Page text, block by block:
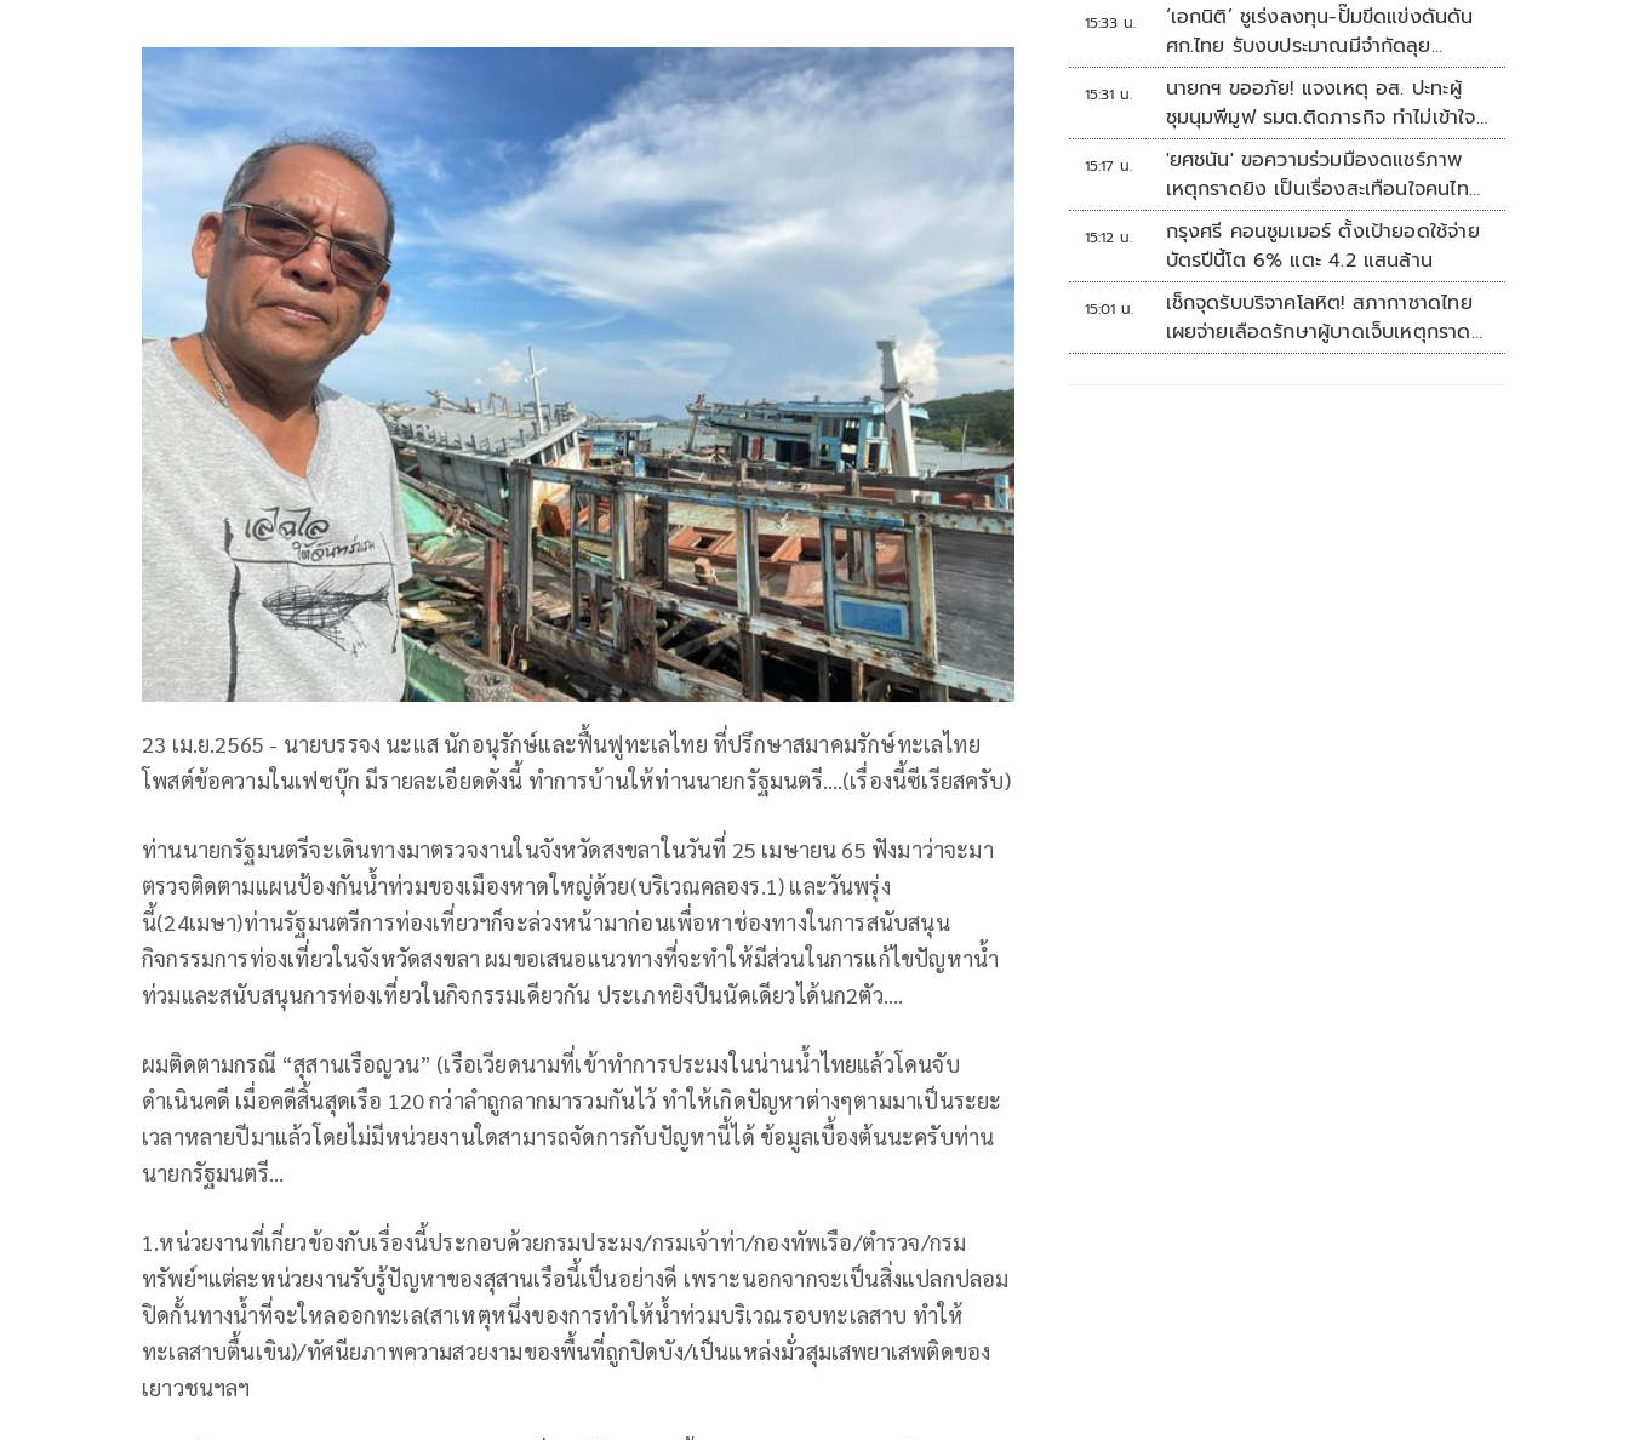
23 เม.ย.2565 - นายบรรจง นะแส นักอนุรักษ์และฟื้นฟูทะเลไทย ที่ปรึกษาสมาคมรักษ์ทะเลไทย
โพสต์ข้อความในเฟซบุ๊ก มีรายละเอียดดังนี้ ทำการบ้านให้ท่านนายกรัฐมนตรี….(เรื่องนี้ซีเรียสครับ)
ท่านนายกรัฐมนตรีจะเดินทางมาตรวจงานในจังหวัดสงขลาในวันที่ 25 เมษายน 65 ฟังมาว่าจะมา
ตรวจติดตามแผนป้องกันน้ำท่วมของเมืองหาดใหญ่ด้วย(บริเวณคลองร.1) และวันพรุ่ง
นี้(24เมษา)ท่านรัฐมนตรีการท่องเที่ยวฯก็จะล่วงหน้ามาก่อนเพื่อหาช่องทางในการสนับสนุน
กิจกรรมการท่องเที่ยวในจังหวัดสงขลา ผมขอเสนอแนวทางที่จะทำให้มีส่วนในการแก้ไขปัญหาน้ำ
ท่วมและสนับสนุนการท่องเที่ยวในกิจกรรมเดียวกัน ประเภทยิงปืนนัดเดียวได้นก2ตัว….
ผมติดตามกรณี “สุสานเรือญวน” (เรือเวียดนามที่เข้าทำการประมงในน่านน้ำไทยแล้วโดนจับ
ดำเนินคดี เมื่อคดีสิ้นสุดเรือ 120 กว่าลำถูกลากมารวมกันไว้ ทำให้เกิดปัญหาต่างๆตามมาเป็นระยะ
เวลาหลายปีมาแล้วโดยไม่มีหน่วยงานใดสามารถจัดการกับปัญหานี้ได้ ข้อมูลเบื้องต้นนะครับท่าน
นายกรัฐมนตรี…
1.หน่วยงานที่เกี่ยวข้องกับเรื่องนี้ประกอบด้วยกรมประมง/กรมเจ้าท่า/กองทัพเรือ/ตำรวจ/กรม
ทรัพย์ฯแต่ละหน่วยงานรับรู้ปัญหาของสุสานเรือนี้เป็นอย่างดี เพราะนอกจากจะเป็นสิ่งแปลกปลอม
ปิดกั้นทางน้ำที่จะใหลออกทะเล(สาเหตุหนึ่งของการทำให้น้ำท่วมบริเวณรอบทะเลสาบ ทำให้
ทะเลสาบตื้นเขิน)/ทัศนียภาพความสวยงามของพื้นที่ถูกปิดบัง/เป็นแหล่งมั่วสุมเสพยาเสพติดของ
เยาวชนฯลฯ
15:33 น.
‘เอกนิติ’ ชูเร่งลงทุน-ปั๊มขีดแข่งดันดัน
ศก.ไทย รับงบประมาณมีจำกัดลุย
งัด5Tปูพรมโตยาว
15:31 น.
นายกฯ ขออภัย! แจงเหตุ อส. ปะทะผู้
ชุมนุมพีมูฟ รมต.ติดภารกิจ ทำไม่เข้าใจ
กัน ยันพร้อมคุยหาทางออก
15:17 น.
'ยศชนัน' ขอความร่วมมืองดแชร์ภาพ
เหตุกราดยิง เป็นเรื่องสะเทือนใจคนไทย
ทั้งประเทศ
15:12 น.
กรุงศรี คอนซูมเมอร์ ตั้งเป้ายอดใช้จ่าย
บัตรปีนี้โต 6% แตะ 4.2 แสนล้าน
15:01 น.
เช็กจุดรับบริจาคโลหิต! สภากาชาดไทย
เผยจ่ายเลือดรักษาผู้บาดเจ็บเหตุกราด
ยิงแล้ว 148 ยูนิต